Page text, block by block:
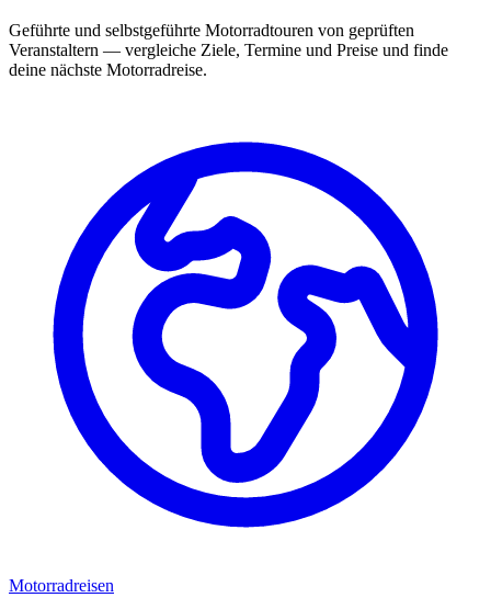
Geführte und selbstgeführte Motorradtouren von geprüften
Veranstaltern — vergleiche Ziele, Termine und Preise und finde
deine nächste Motorradreise.
Motorradreisen